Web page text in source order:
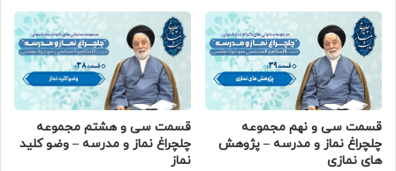
قسمت سی و نهم مجموعه
چلچراغ نماز و مدرسه – پژوهش
های نمازی
قسمت سی و هشتم مجموعه
چلچراغ نماز و مدرسه – وضو کلید
نماز